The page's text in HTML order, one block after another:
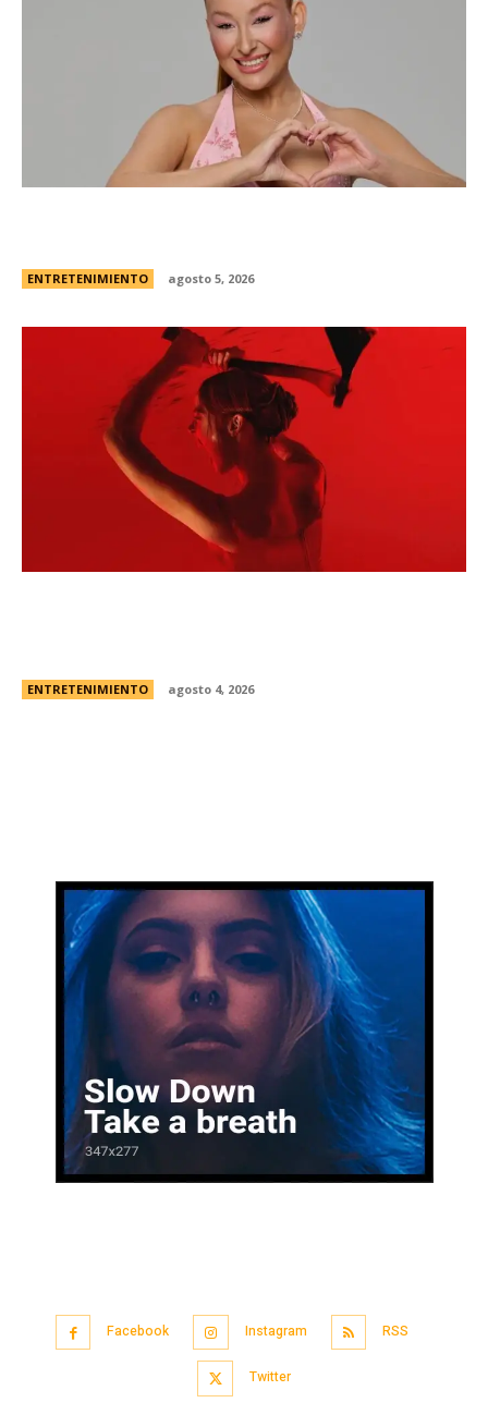
ENTRETENIMIENTO agosto 5, 2026
ENTRETENIMIENTO agosto 4, 2026
Facebook Instagram RSS
Twitter